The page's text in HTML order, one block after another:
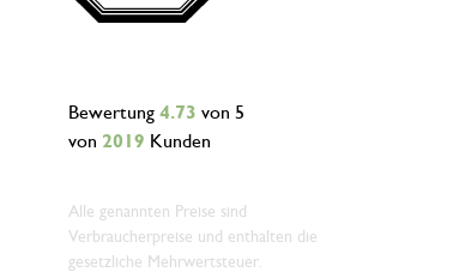
Bewertung 4.73 von 5
von 2019 Kunden
Alle genannten Preise sind
Verbraucherpreise und enthalten die
gesetzliche Mehrwertsteuer.